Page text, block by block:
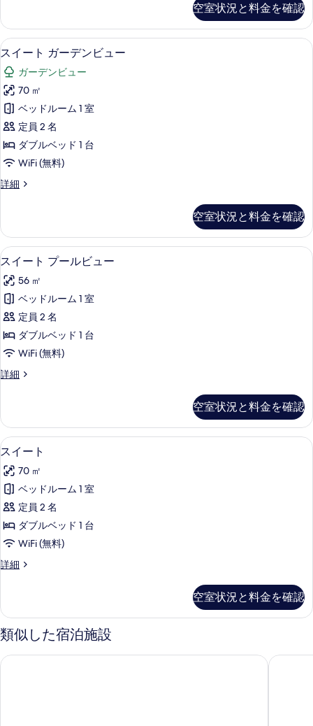
プ
ラ
イ
ベ
ー
ト
プ
ー
ル
の
て
の
写
真
を
表
示
す
る
ベ
ッ
ド
ー
ム
プ
ラ
イ
ベ
ー
ト
ー
詳
細
空室状況と料金を確認
ス
イ
ー
ト
ガ
ー
デ
ン
ビ
ー
の
す
べ
て
の
写
真
を
す
る
スイート ガーデンビュー | 1 室のベ
7
スイート ガーデンビュー
ガーデンビュー
70 ㎡
ベッドルーム 1 室
定員 2 名
ダブルベッド 1 台
WiFi (無料)
詳細
ス
ガ
ー
デ
ビ
ュ
の
詳
細
空室状況と料金を確認
ス
イ
ー
ト
プ
ー
ル
ビ
ー
の
す
べ
て
の
写
真
を
す
る
スイート プールビュー | 1 室のベッ
8
スイート プールビュー
56 ㎡
ベッドルーム 1 室
定員 2 名
ダブルベッド 1 台
WiFi (無料)
詳細
ス
プ
ー
ル
ュ
ー
詳
細
空室状況と料金を確認
ス
イ
ー
ト
の
す
べ
て
写
真
を
表
7
スイート
70 ㎡
ベッドルーム 1 室
定員 2 名
ダブルベッド 1 台
WiFi (無料)
詳細
ス
の
詳
細
空室状況と料金を確認
類似した宿泊施設
コマネカ・アット・ラサ・サヤン コマネ